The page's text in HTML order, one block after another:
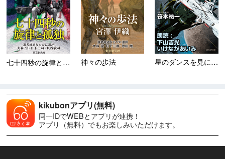
七十四秒の旋律と孤独 神々の歩法 星のダンスを見においで 地球...
kikubonアプリ(無料)
同一IDでWEBとアプリが連携！
アプリ（無料）でもお楽しみいただけます。